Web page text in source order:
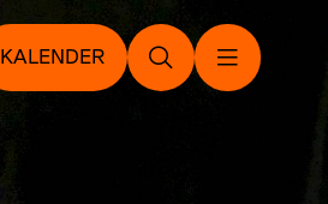
KALENDER